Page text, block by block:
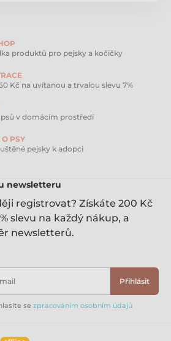
volnost při výběhu i bezpečí a
procházky
systému brzdy budete mít
pomocí přidržení tlačítka
pásku
sflexi MultiBox
a sáčky na exkrementy
také s přídavným
produktů pro pejsky a kočičky
Kč na uvítanou a trvalou slevu 7%
v domácím prostředí
PSY
pejsky k adopci
newsletteru
registrovat? Získáte 200 Kč
slevu na každý nákup, a
newsletterů.
Přihlásit
se zpracováním osobním údajů